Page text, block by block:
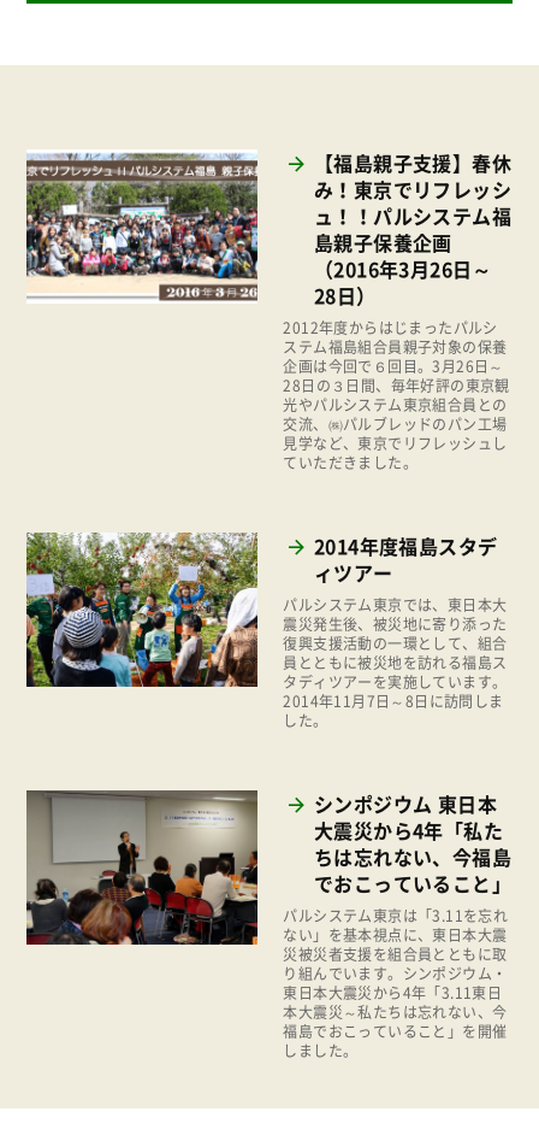
商品
環境
地域コミュニティ
組合員活動
平和と国際連帯
広報
復興支援
機関運営
消費者
地場野菜
食の安全
食育
2023年
2022年
2021年
2020年
2014年
2013年
2012年
2011年
【福島親子支援】春休
み！東京でリフレッシ
ュ！！パルシステム福
島親子保養企画
（2016年3月26日～
28日）
2012年度からはじまったパルシ
ステム福島組合員親子対象の保養
企画は今回で６回目。3月26日～
28日の３日間、毎年好評の東京観
光やパルシステム東京組合員との
交流、㈱パルブレッドのパン工場
見学など、東京でリフレッシュし
ていただきました。
2014年度福島スタデ
ィツアー
パルシステム東京では、東日本大
震災発生後、被災地に寄り添った
復興支援活動の一環として、組合
員とともに被災地を訪れる福島ス
タディツアーを実施しています。
2014年11月7日～8日に訪問しま
した。
シンポジウム 東日本
大震災から4年「私た
ちは忘れない、今福島
でおこっていること」
パルシステム東京は「3.11を忘れ
ない」を基本視点に、東日本大震
災被災者支援を組合員とともに取
り組んでいます。シンポジウム・
東日本大震災から4年「3.11東日
本大震災～私たちは忘れない、今
福島でおこっていること」を開催
しました。